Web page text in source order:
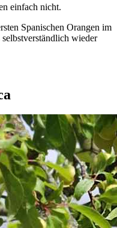
einfach nicht.
Spanischen Orangen im
wieder